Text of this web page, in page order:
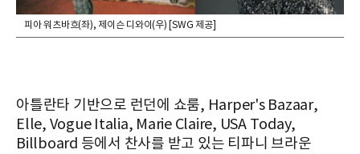
피아 워츠바흐(좌), 제이슨 디와이(우) [SWG 제공]
아틀란타 기반으로 런던에 쇼룸, Harper's Bazaar,
Elle, Vogue Italia, Marie Claire, USA Today,
Billboard 등에서 찬사를 받고 있는 티파니 브라운